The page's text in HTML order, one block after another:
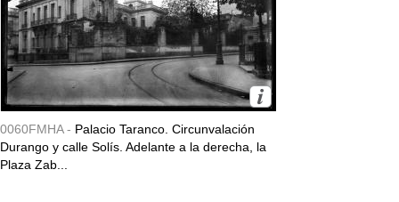
0060FMHA - Palacio Taranco. Circunvalación
Durango y calle Solís. Adelante a la derecha, la
Plaza Zab...